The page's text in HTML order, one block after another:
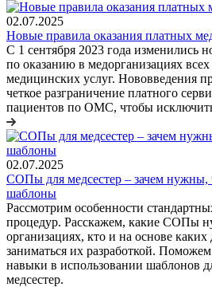
02.07.2025
Новые правила оказания платных
С 1 сентября 2023 года изменились
по оказанию в медорганизациях
медицинских услуг. Нововведения
четкое разграничение платного
пациентов по ОМС, чтобы
02.07.2025
СОПы для медсестер – зачем нужны,
шаблоны
Рассмотрим особенности
процедур. Расскажем, какие СОПы
организациях, кто и на основе
заниматься их разработкой.
навыки в использовании шаблонов
медсестер.